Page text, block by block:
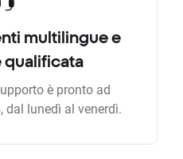
multilingue e
qualificata
è pronto ad
dal lunedì al venerdì.